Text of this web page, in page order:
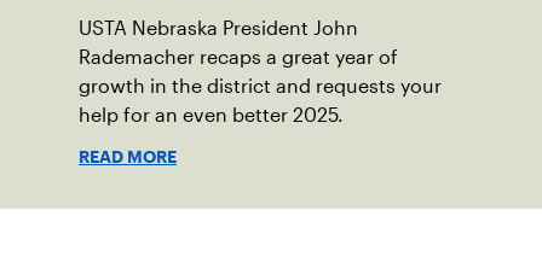
USTA Nebraska President John
Rademacher recaps a great year of
growth in the district and requests your
help for an even better 2025.
READ MORE